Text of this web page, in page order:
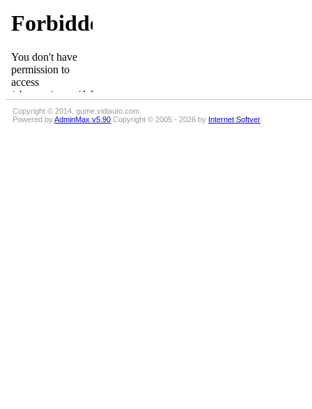
Copyright © 2014. gume.vidiauto.com
Powered byAdminMax v5.90 Copyright © 2005 - 2026 by Internet Softver